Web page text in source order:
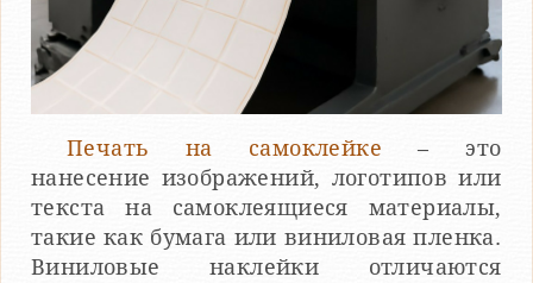
Печать на самоклейке – это
нанесение изображений, логотипов или
текста на самоклеящиеся материалы,
такие как бумага или виниловая пленка.
Виниловые наклейки отличаются